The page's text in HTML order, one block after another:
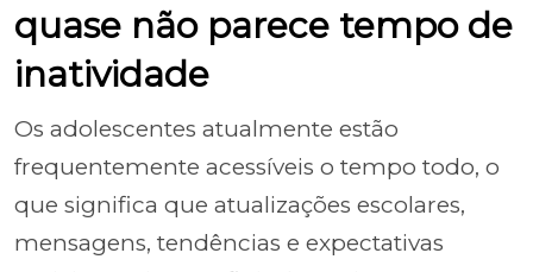
quase não parece tempo de
inatividade
Os adolescentes atualmente estão
frequentemente acessíveis o tempo todo, o
que significa que atualizações escolares,
mensagens, tendências e expectativas